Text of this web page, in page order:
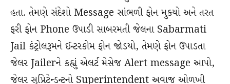
હતા. તેમણે સંદેશો Message સાંભળી ફોન મુકયો અને તરત
ફરી ફોન Phone ઉપાડી સાબરમતી જેલના Sabarmati
Jail કંટ્રોલરૂમને ઈન્ટરકોમ ફોન જોડયો, તેમણે ફોન ઉપાડતા
જેલર Jailerને કહ્યું એલર્ટ મેસેજ Alert message આપો,
જેલર સુપ્રિટેન્ડન્ટનો Superintendent અવાજ ઓળખી